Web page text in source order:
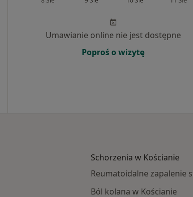
Umawianie online nie jest dostępne
Poproś o wizytę
Schorzenia w Kościanie
Reumatoidalne zapalenie
Ból kolana w Kościanie